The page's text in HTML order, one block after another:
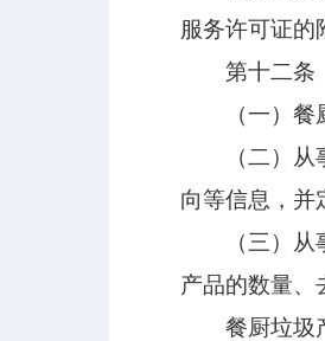
服务许可证的
第十二条 餐
（一）餐厨
（二）从事
向等信息，并
（三）从事
产品的数量、
餐厨垃圾产